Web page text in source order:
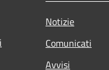
Notizie
Comunicati
Avvisi